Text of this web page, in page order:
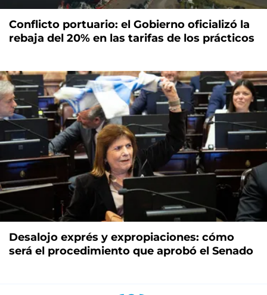
Conflicto portuario: el Gobierno oficializó la
rebaja del 20% en las tarifas de los prácticos
Desalojo exprés y expropiaciones: cómo
será el procedimiento que aprobó el Senado